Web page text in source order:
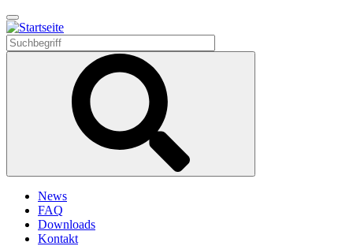
Direkt
zum
Inhalt
News
FAQ
Downloads
Kontakt